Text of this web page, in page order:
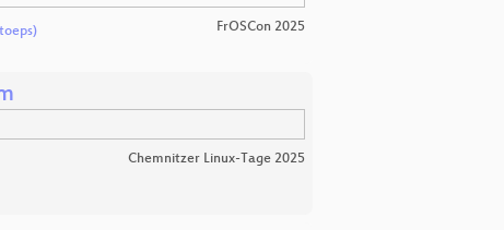
FrOSCon 2025
Chemnitzer Linux-Tage 2025